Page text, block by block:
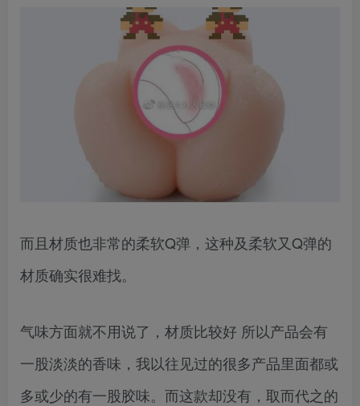
而且材质也非常的柔软Q弹，这种及柔软又Q弹的
材质确实很难找。
气味方面就不用说了，材质比较好 所以产品会有
一股淡淡的香味，我以往见过的很多产品里面都或
多或少的有一股胶味。而这款却没有，取而代之的